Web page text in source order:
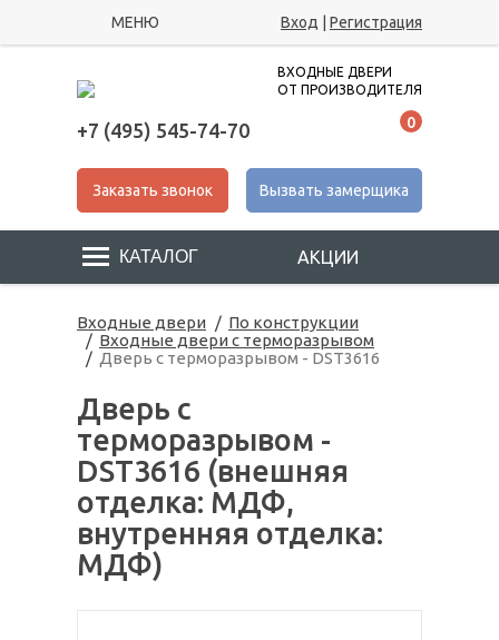
МЕНЮ Вход Регистрация
ВХОДНЫЕ ДВЕРИ
ОТ ПРОИЗВОДИТЕЛЯ
+7 (495) 545-74-70
Вызвать замерщика
Заказать звонок
0
АКЦИИ
Входные двери
По конструкции
Входные двери с терморазрывом
Дверь с терморазрывом - DST3616
Дверь с
терморазрывом -
DST3616 (внешняя
отделка: МДФ,
внутренняя отделка:
МДФ)